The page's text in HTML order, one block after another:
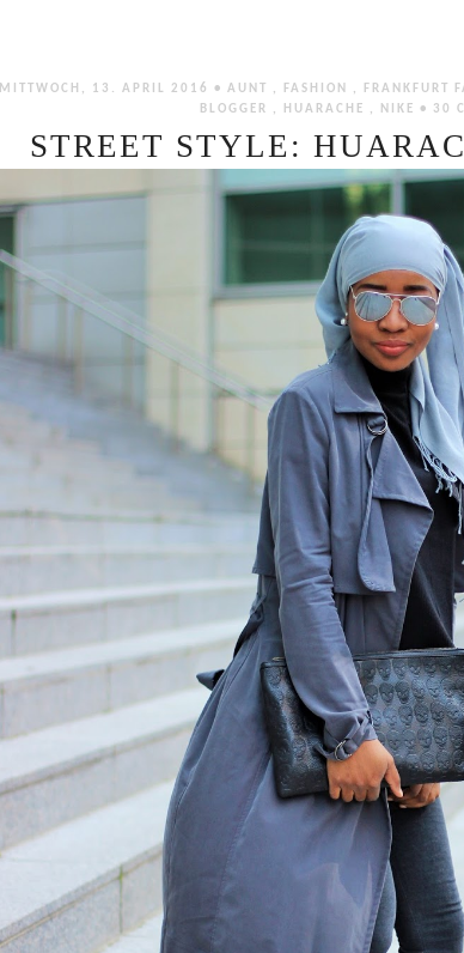
MITTWOCH, 13. APRIL 2016 • AUNT , FASHION , FRANKFURT
BLOGGER
, HUARACHE , NIKE • 30
STREET STYLE: